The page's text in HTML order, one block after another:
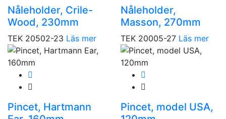
Nåleholder, Crile-
Wood, 230mm
TEK 20502-23 Läs mer
Nåleholder,
Masson, 270mm
TEK 20005-27 Läs mer
Pincet, Hartmann
Pincet, model USA,